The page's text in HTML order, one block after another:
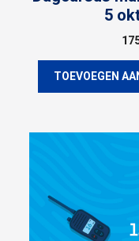
5
TOEVOEGEN